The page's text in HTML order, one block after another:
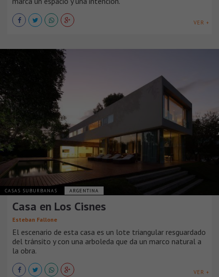
VER +
CASAS SUBURBANAS ARGENTINA
Casa en Los Cisnes
Esteban Fallone
El escenario de esta casa es un lote triangular resguardado
del tránsito y con una arboleda que da un marco natural a
la obra.
VER +